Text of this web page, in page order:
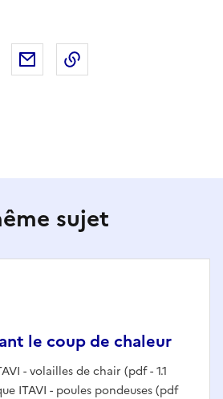
sur X (anciennement Twitter)
Partager sur LinkedIn
Partager par email
sujet
le coup de chaleur
- volailles de chair (pdf - 1.1
ITAVI - poules pondeuses (pdf